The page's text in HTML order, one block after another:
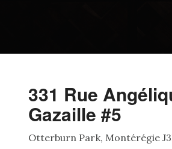
331 Rue
Gazaille #5
Otterburn Park, Montérégie